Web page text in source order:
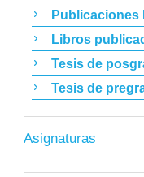
Publicaciones
Libros
Tesis de
Tesis de
Asignaturas